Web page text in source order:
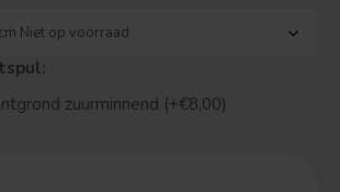
zuurminnend (+€8,00)